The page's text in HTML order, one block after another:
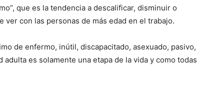
que es la tendencia a descalificar, disminuir o
con las personas de más edad en el trabajo.
de enfermo, inútil, discapacitado, asexuado, pasivo,
es solamente una etapa de la vida y como todas